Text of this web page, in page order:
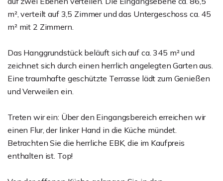
m², verteilt auf 3,5 Zimmer und das Untergeschoss ca. 45
m² mit 2 Zimmern.
Das Hanggrundstück beläuft sich auf ca. 345 m² und
zeichnet sich durch einen herrlich angelegten Garten aus.
Eine traumhafte geschützte Terrasse lädt zum Genießen
und Verweilen ein.
Treten wir ein: Über den Eingangsbereich erreichen wir
einen Flur, der linker Hand in die Küche mündet.
Betrachten Sie die herrliche EBK, die im Kaufpreis
enthalten ist. Top!